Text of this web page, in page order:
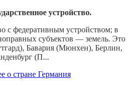
устройство.
с федеративным устройством; в
субъектов — земель. Это
Бавария (Мюнхен), Берлин,
(П...
о стране Германия